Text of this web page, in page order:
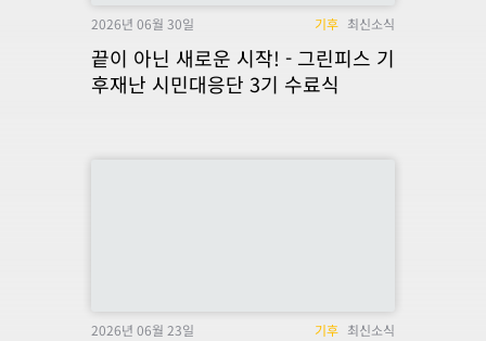
2026년 06월 30일 기후 최신소식
끝이 아닌 새로운 시작! - 그린피스 기
후재난 시민대응단 3기 수료식
2026년 06월 23일 기후 최신소식